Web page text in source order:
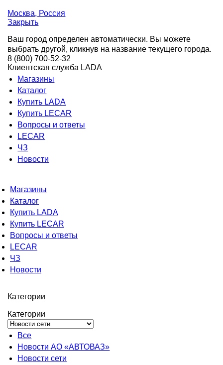
Москва, Россия
Закрыть
Ваш город определен автоматически. Вы можете
выбрать другой, кликнув на название текущего города.
8 (800) 700-52-32
Клиентская служба LADA
Магазины
Каталог
Купить LADA
Купить LECAR
Вопросы и ответы
LECAR
ЧЗ
Новости
Магазины
Каталог
Купить LADA
Купить LECAR
Вопросы и ответы
LECAR
ЧЗ
Новости
Категории
Категории
Все
Новости АО «АВТОВАЗ»
Новости сети